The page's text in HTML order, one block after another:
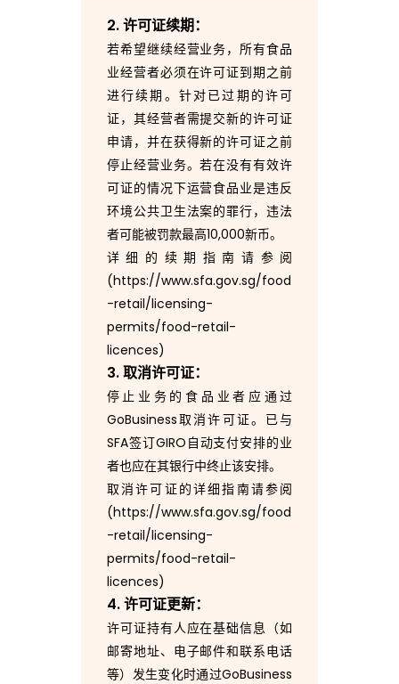
2. 许可证续期：
若希望继续经营业务，所有食品
业经营者必须在许可证到期之前
进行续期。针对已过期的许可
证，其经营者需提交新的许可证
申请，并在获得新的许可证之前
停止经营业务。若在没有有效许
可证的情况下运营食品业是违反
环境公共卫生法案的罪行，违法
者可能被罚款最高10,000新币。
详细的续期指南请参阅
(https://www.sfa.gov.sg/food
-retail/licensing-
permits/food-retail-
licences)
3. 取消许可证：
停止业务的食品业者应通过
GoBusiness取消许可证。已与
SFA签订GIRO自动支付安排的业
者也应在其银行中终止该安排。
取消许可证的详细指南请参阅
(https://www.sfa.gov.sg/food
-retail/licensing-
permits/food-retail-
licences)
4. 许可证更新：
许可证持有人应在基础信息（如
邮寄地址、电子邮件和联系电话
等）发生变化时通过GoBusiness